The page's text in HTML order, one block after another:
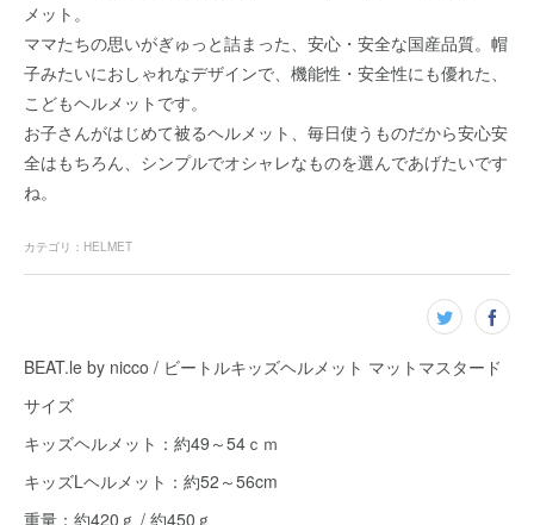
メット。
ママたちの思いがぎゅっと詰まった、安心・安全な国産品質。帽
子みたいにおしゃれなデザインで、機能性・安全性にも優れた、
こどもヘルメットです。
お子さんがはじめて被るヘルメット、毎日使うものだから安心安
全はもちろん、シンプルでオシャレなものを選んであげたいです
ね。
カテゴリ ： HELMET
BEAT.le by nicco / ビートルキッズヘルメット マットマスタード
サイズ
キッズヘルメット：約49～54ｃｍ
キッズLヘルメット：約52～56cm
重量：約420ｇ / 約450ｇ